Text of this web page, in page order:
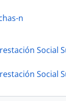
n
Social
Social